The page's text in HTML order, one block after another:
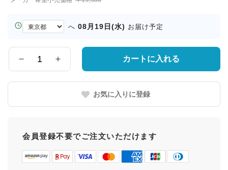
お
届
県
へ 08月19日(水) お届け予定
量
カートに入れる
お気に入りに登録
会員登録不要でご注文いただけます